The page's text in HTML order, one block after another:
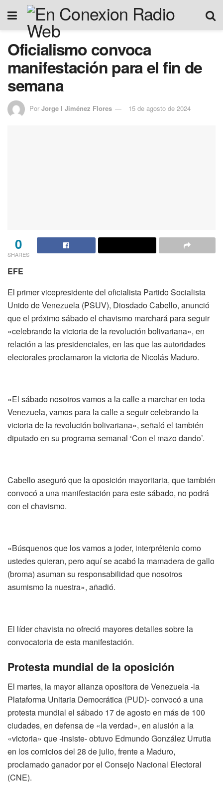
Oficialismo convoca
manifestación para el fin de
semana
Por Jorge I Jiménez Flores 15 de agosto de 2024
0
SHARES
EFE
El primer vicepresidente del oficialista Partido Socialista
Unido de Venezuela (PSUV), Diosdado Cabello, anunció
que el próximo sábado el chavismo marchará para seguir
«celebrando la victoria de la revolución bolivariana», en
relación a las presidenciales, en las que las autoridades
electorales proclamaron la victoria de Nicolás Maduro.
«El sábado nosotros vamos a la calle a marchar en toda
Venezuela, vamos para la calle a seguir celebrando la
victoria de la revolución bolivariana», señaló el también
diputado en su programa semanal ‘Con el mazo dando’.
Cabello aseguró que la oposición mayoritaria, que también
convocó a una manifestación para este sábado, no podrá
con el chavismo.
«Búsquenos que los vamos a joder, interprétenlo como
ustedes quieran, pero aquí se acabó la mamadera de gallo
(broma) asuman su responsabilidad que nosotros
asumismo la nuestra», añadió.
El líder chavista no ofreció mayores detalles sobre la
convocatoria de esta manifestación.
Protesta mundial de la oposición
El martes, la mayor alianza opositora de Venezuela -la
Plataforma Unitaria Democrática (PUD)- convocó a una
protesta mundial el sábado 17 de agosto en más de 100
ciudades, en defensa de «la verdad», en alusión a la
«victoria» que -insiste- obtuvo Edmundo González Urrutia
en los comicios del 28 de julio, frente a Maduro,
proclamado ganador por el Consejo Nacional Electoral
(CNE).